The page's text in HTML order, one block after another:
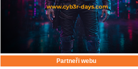
Partneři webu